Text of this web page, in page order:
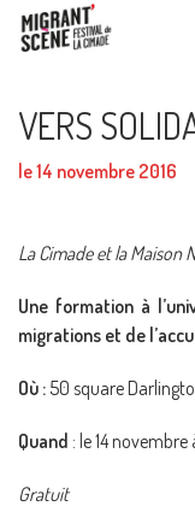
VERS
le 14 novembre 2016
La Cimade et la Maison
Une formation à
migrations et de
Où : 50 square
Quand : le 14 novembre
Gratuit